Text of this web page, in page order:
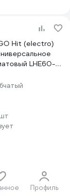
Профиль
Hit (electro)
LHE60-